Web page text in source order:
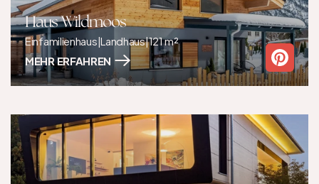
Haus Wildmoos
Einfamilienhaus|Landhaus|121 m²
MEHR ERFAHREN